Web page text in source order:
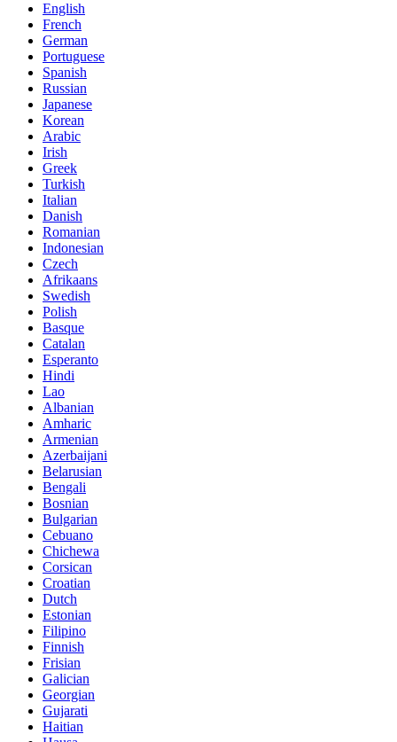
English
French
German
Portuguese
Spanish
Russian
Japanese
Korean
Arabic
Irish
Greek
Turkish
Italian
Danish
Romanian
Indonesian
Czech
Afrikaans
Swedish
Polish
Basque
Catalan
Esperanto
Hindi
Lao
Albanian
Amharic
Armenian
Azerbaijani
Belarusian
Bengali
Bosnian
Bulgarian
Cebuano
Chichewa
Corsican
Croatian
Dutch
Estonian
Filipino
Finnish
Frisian
Galician
Georgian
Gujarati
Haitian